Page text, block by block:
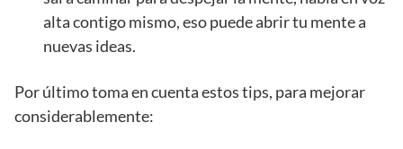
alta contigo mismo, eso puede abrir tu mente a
nuevas ideas.
Por último toma en cuenta estos tips, para mejorar
considerablemente: